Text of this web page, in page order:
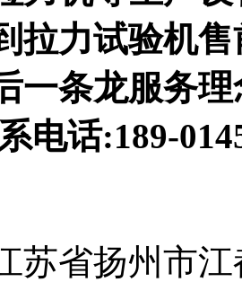
拉力试验机
一条龙服务
电话:189-
苏省扬州市